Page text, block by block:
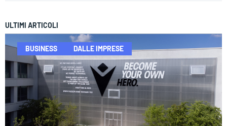
ULTIMI ARTICOLI
BUSINESS DALLE IMPRESE